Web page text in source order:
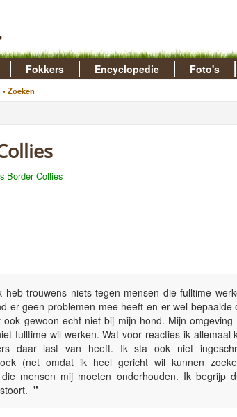
• Zoeken
Fokkers Encyclopedie Foto's
Border Collies
trouwens niets tegen mensen die fulltime
er geen problemen mee heeft en er wel bepaalde
gewoon echt niet bij mijn hond. Mijn omgeving
fulltime wil werken. Wat voor reacties ik allemaal
daar last van heeft. Ik sta ook niet
(net omdat ik heel gericht wil kunnen
mensen mij moeten onderhouden. Ik begrijp
"